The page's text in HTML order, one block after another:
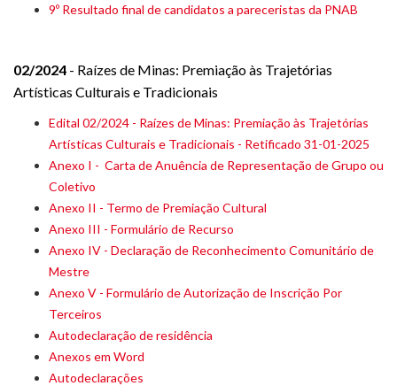
9º Resultado final de candidatos a pareceristas da PNAB
02/2024 - Raízes de Minas: Premiação às Trajetórias
Artísticas Culturais e Tradicionais
Edital 02/2024 - Raízes de Minas: Premiação às Trajetórias
Artísticas Culturais e Tradicionais - Retificado 31-01-2025
Anexo I - Carta de Anuência de Representação de Grupo ou
Coletivo
Anexo II - Termo de Premiação Cultural
Anexo III - Formulário de Recurso
Anexo IV - Declaração de Reconhecimento Comunitário de
Mestre
Anexo V - Formulário de Autorização de Inscrição Por
Terceiros
Autodeclaração de residência
Anexos em Word
Autodeclarações